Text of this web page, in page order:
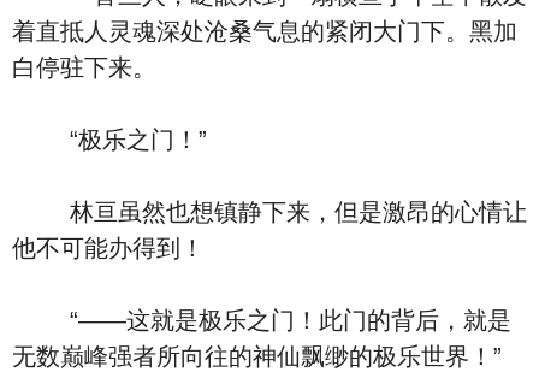
着直抵人灵魂深处沧桑气息的紧闭大门下。黑加
白停驻下来。
“极乐之门！”
林亘虽然也想镇静下来，但是激昂的心情让
他不可能办得到！
“——这就是极乐之门！此门的背后，就是
无数巅峰强者所向往的神仙飘缈的极乐世界！”